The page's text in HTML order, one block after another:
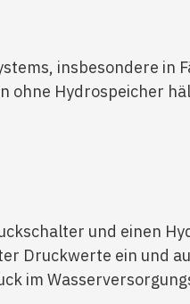
insbesondere in
ohne Hydrospeicher
und einen
Druckwerte ein und
im